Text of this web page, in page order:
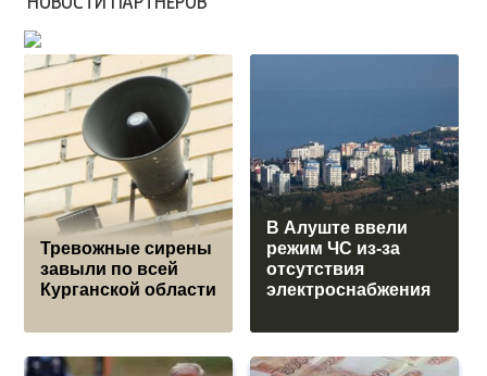
Тревожные сирены
завыли по всей
Курганской области
В Алуште ввели
режим ЧС из-за
отсутствия
электроснабжения